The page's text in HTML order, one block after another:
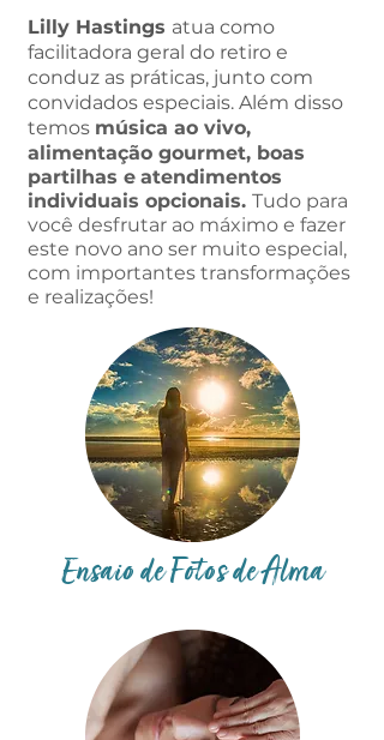
Lilly Hastings atua como
facilitadora geral do retiro e
conduz as práticas, junto com
convidados especiais. Além disso
temos música ao vivo,
alimentação gourmet, boas
partilhas e atendimentos
individuais opcionais. Tudo para
você desfrutar ao máximo e fazer
este novo ano ser muito especial,
com importantes transformações
e realizações!
Ensaio de Fotos deAlma